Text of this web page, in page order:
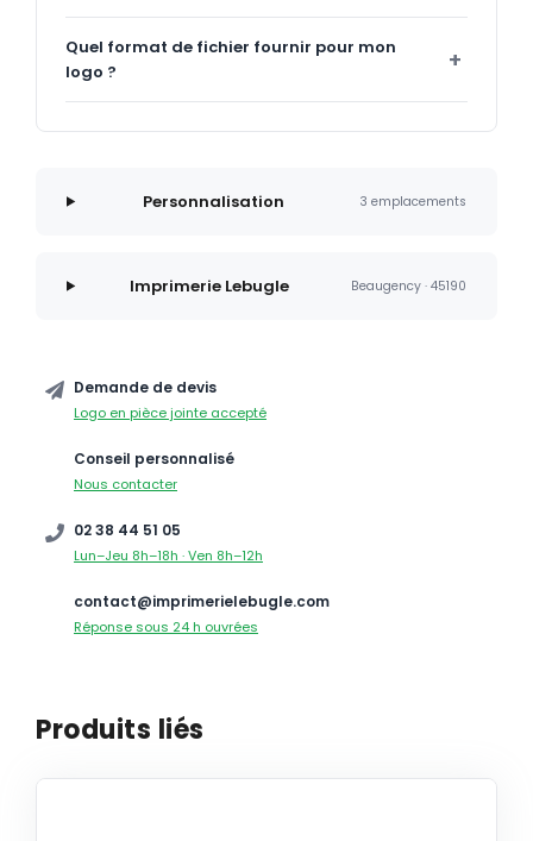
Quel format de fichier fournir pour mon
logo ?
Personnalisation 3 emplacements
Imprimerie Lebugle Beaugency · 45190
Demande de devis
Logo en pièce jointe accepté
Conseil personnalisé
Nous contacter
02 38 44 51 05
Lun–Jeu 8h–18h · Ven 8h–12h
contact@imprimerielebugle.com
Réponse sous 24 h ouvrées
Produits liés